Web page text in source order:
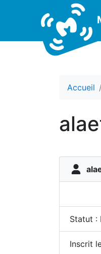
Accueil
Statut :
Inscrit